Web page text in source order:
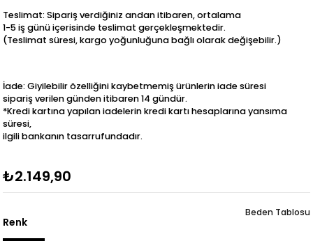
Teslimat: Sipariş verdiğiniz andan itibaren, ortalama
1-5 iş günü içerisinde teslimat gerçekleşmektedir.
(Teslimat süresi, kargo yoğunluğuna bağlı olarak değişebilir.)
İade: Giyilebilir özelliğini kaybetmemiş ürünlerin iade süresi
sipariş verilen günden itibaren 14 gündür.
*Kredi kartına yapılan iadelerin kredi kartı hesaplarına yansıma
süresi,
ilgili bankanın tasarrufundadır.
₺2.149,90
Renk
Beden Tablosu